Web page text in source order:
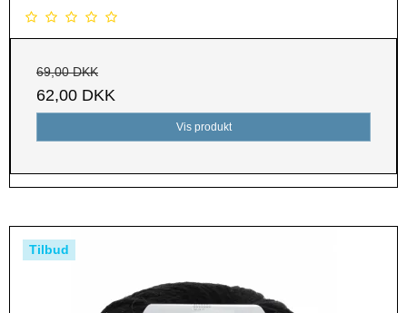
69,00 DKK
62,00 DKK
Vis produkt
Tilbud